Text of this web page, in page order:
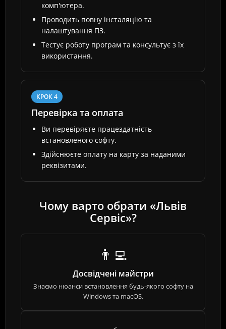
комп'ютера.
Проводить повну інсталяцію та
налаштування ПЗ.
Тестує роботу програм та консультує з їх
використання.
КРОК 4
Перевірка та оплата
Ви перевіряєте працездатність
встановленого софту.
Здійснюєте оплату на карту за наданими
реквізитами.
Чому варто обрати «Львів
Сервіс»?
👨‍💻
Досвідчені майстри
Знаємо нюанси встановлення будь-якого софту на
Windows та macOS.